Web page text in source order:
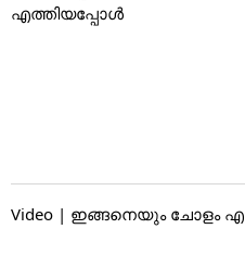
എത്തിയപ്പോൾ
Video | ഇങ്ങനെയും ചോളം